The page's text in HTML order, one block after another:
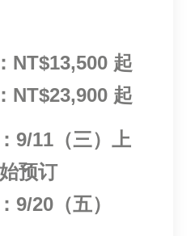
NT$13,500 起
NT$23,900 起
9/11（三）上
预订
9/20（五）